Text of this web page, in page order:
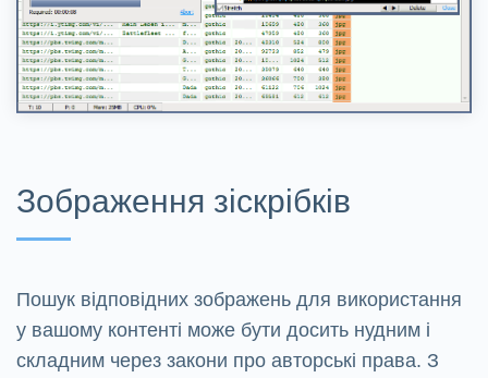
Зображення зіскрібків
Пошук відповідних зображень для використання
у вашому контенті може бути досить нудним і
складним через закони про авторські права. З